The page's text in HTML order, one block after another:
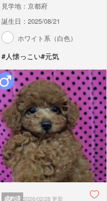
見学地：京都府
誕生日：2025/08/21
ホワイト系（白色）
#人懐っこい#元気
成約済 2026/02/28 更新